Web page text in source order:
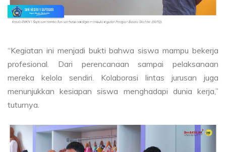
“Kegiatan ini menjadi bukti bahwa siswa mampu bekerja
profesional. Dari perencanaan sampai pelaksanaan
mereka kelola sendiri. Kolaborasi lintas jurusan juga
menunjukkan kesiapan siswa menghadapi dunia kerja,”
tuturnya.